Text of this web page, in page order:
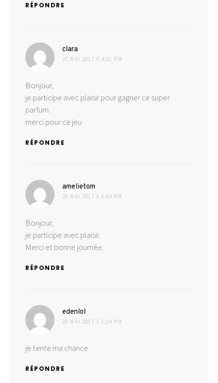
RÉPONDRE
clara
20 MAI 2017 À 4:51 PM
Bonjour,
je participe avec plaisir pour gagner ce super
parfum.
merci pour ce jeu
RÉPONDRE
amelietom
20 MAI 2017 À 5:04 PM
Bonjour,
je participe avec plaisir.
Merci et bonne journée.
RÉPONDRE
edenlol
20 MAI 2017 À 5:24 PM
je tente ma chance
RÉPONDRE